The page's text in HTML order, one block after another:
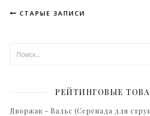
СТАРЫЕ ЗАПИСИ
РЕЙТИНГОВЫЕ
Дворжак - Вальс (Серенада для